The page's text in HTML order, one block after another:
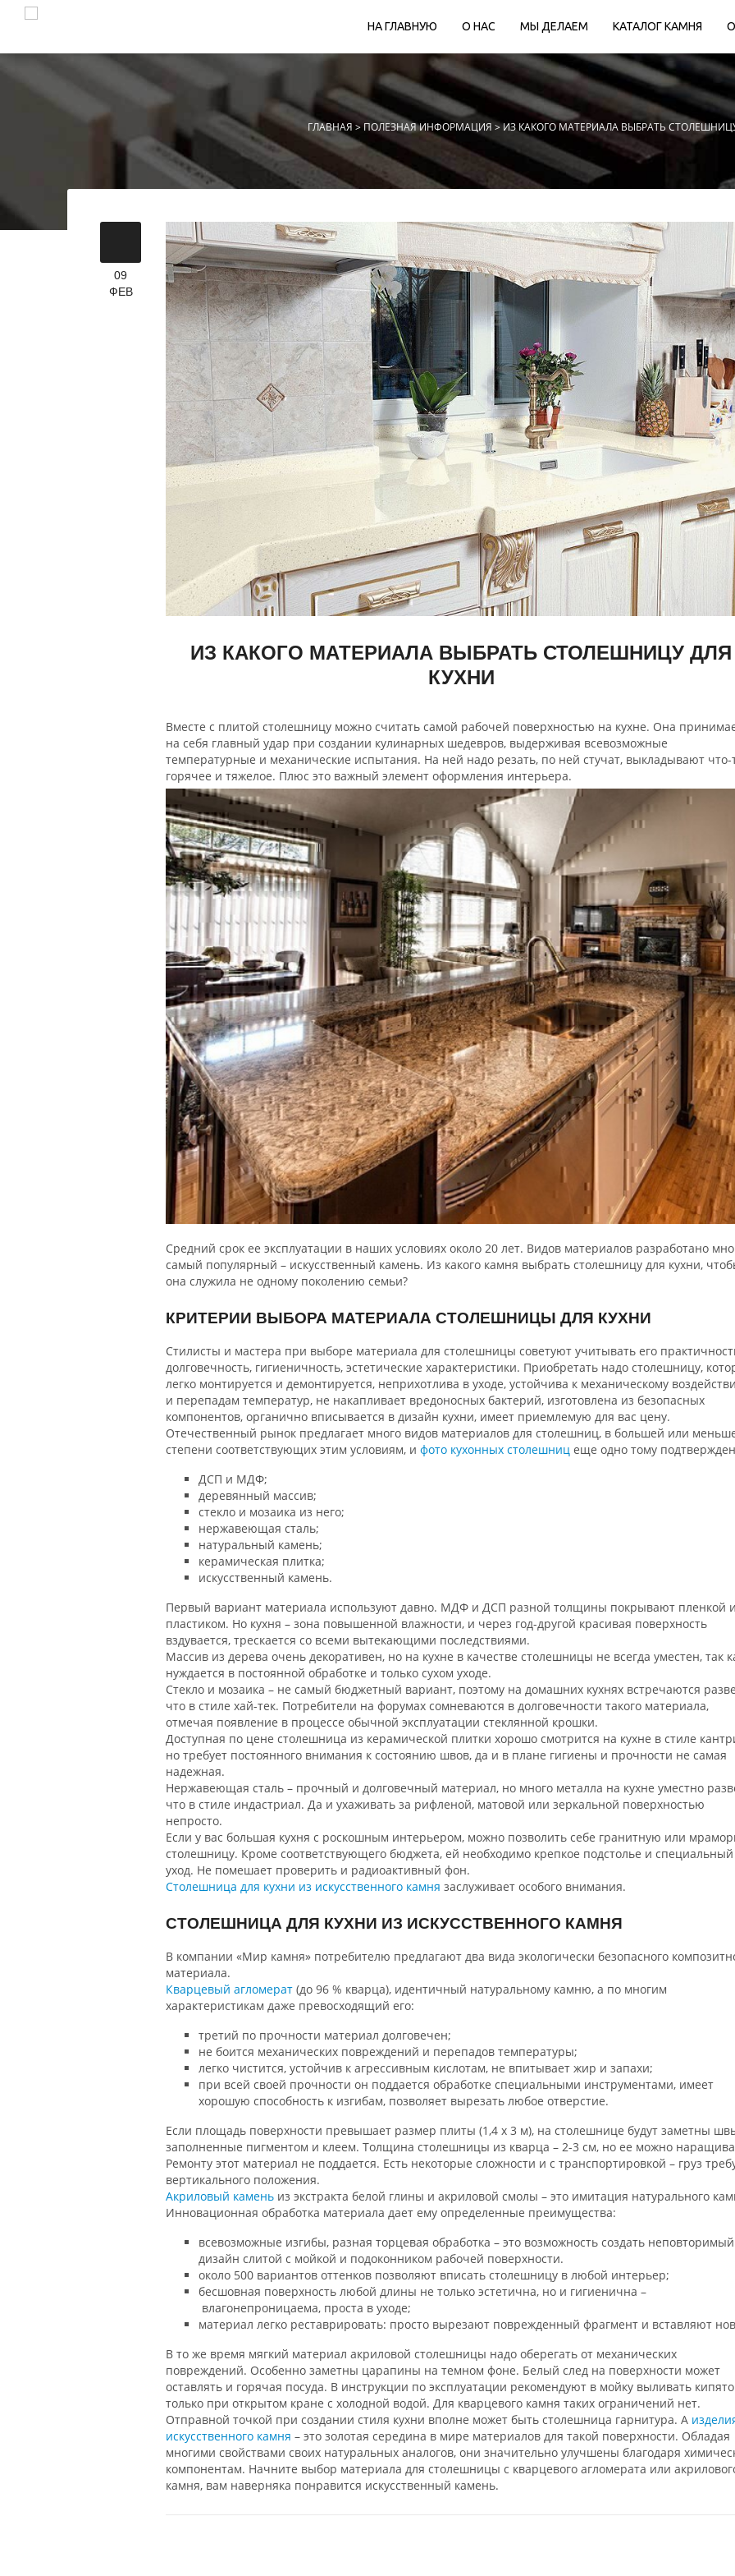
НА ГЛАВНУЮ О НАС МЫ ДЕЛАЕМ КАТАЛОГ КАМНЯ
ГЛАВНАЯ >ПОЛЕЗНАЯ ИНФОРМАЦИЯ > ИЗ КАКОГО МАТЕРИАЛА ВЫБРАТЬ
09
ФЕВ
ИЗ КАКОГО МАТЕРИАЛА ВЫБРАТЬ СТОЛЕШНИЦУ ДЛЯ
КУХНИ
Вместе с плитой столешницу можно считать самой рабочей поверхностью на кухне. Она
на себя главный удар при создании кулинарных шедевров, выдерживая всевозможные
температурные и механические испытания. На ней надо резать, по ней стучат, выкладывают что-
горячее и тяжелое. Плюс это важный элемент оформления интерьера.
Средний срок ее эксплуатации в наших условиях около 20 лет. Видов материалов разработано
самый популярный – искусственный камень. Из какого камня выбрать столешницу для кухни,
она служила не одному поколению семьи?
КРИТЕРИИ ВЫБОРА МАТЕРИАЛА СТОЛЕШНИЦЫ ДЛЯ КУХНИ
Стилисты и мастера при выборе материала для столешницы советуют учитывать его
долговечность, гигиеничность, эстетические характеристики. Приобретать надо столешницу,
легко монтируется и демонтируется, неприхотлива в уходе, устойчива к механическому
и перепадам температур, не накапливает вредоносных бактерий, изготовлена из безопасных
компонентов, органично вписывается в дизайн кухни, имеет приемлемую для вас цену.
Отечественный рынок предлагает много видов материалов для столешниц, в большей или
степени соответствующих этим условиям, и фото кухонных столешниц еще одно тому
ДСП и МДФ;
деревянный массив;
стекло и мозаика из него;
нержавеющая сталь;
натуральный камень;
керамическая плитка;
искусственный камень.
Первый вариант материала используют давно. МДФ и ДСП разной толщины покрывают пленкой
пластиком. Но кухня – зона повышенной влажности, и через год-другой красивая поверхность
вздувается, трескается со всеми вытекающими последствиями.
Массив из дерева очень декоративен, но на кухне в качестве столешницы не всегда уместен, так
нуждается в постоянной обработке и только сухом уходе.
Стекло и мозаика – не самый бюджетный вариант, поэтому на домашних кухнях встречаются
что в стиле хай-тек. Потребители на форумах сомневаются в долговечности такого материала,
отмечая появление в процессе обычной эксплуатации стеклянной крошки.
Доступная по цене столешница из керамической плитки хорошо смотрится на кухне в стиле
но требует постоянного внимания к состоянию швов, да и в плане гигиены и прочности не самая
надежная.
Нержавеющая сталь – прочный и долговечный материал, но много металла на кухне уместно
что в стиле индастриал. Да и ухаживать за рифленой, матовой или зеркальной поверхностью
непросто.
Если у вас большая кухня с роскошным интерьером, можно позволить себе гранитную или
столешницу. Кроме соответствующего бюджета, ей необходимо крепкое подстолье и специальный
уход. Не помешает проверить и радиоактивный фон.
Столешница для кухни из искусственного камня заслуживает особого внимания.
СТОЛЕШНИЦА ДЛЯ КУХНИ ИЗ ИСКУССТВЕННОГО КАМНЯ
В компании «Мир камня» потребителю предлагают два вида экологически безопасного
материала.
Кварцевый агломерат (до 96 % кварца), идентичный натуральному камню, а по многим
характеристикам даже превосходящий его:
третий по прочности материал долговечен;
не боится механических повреждений и перепадов температуры;
легко чистится, устойчив к агрессивным кислотам, не впитывает жир и запахи;
при всей своей прочности он поддается обработке специальными инструментами, имеет
хорошую способность к изгибам, позволяет вырезать любое отверстие.
Если площадь поверхности превышает размер плиты (1,4 х 3 м), на столешнице будут заметны
заполненные пигментом и клеем. Толщина столешницы из кварца – 2-3 см, но ее можно
Ремонту этот материал не поддается. Есть некоторые сложности и с транспортировкой – груз
вертикального положения.
Акриловый камень из экстракта белой глины и акриловой смолы – это имитация натурального
Инновационная обработка материала дает ему определенные преимущества:
всевозможные изгибы, разная торцевая обработка – это возможность создать неповторимый
дизайн слитой с мойкой и подоконником рабочей поверхности.
около 500 вариантов оттенков позволяют вписать столешницу в любой интерьер;
бесшовная поверхность любой длины не только эстетична, но и гигиенична –
влагонепроницаема, проста в уходе;
материал легко реставрировать: просто вырезают поврежденный фрагмент и вставляют
В то же время мягкий материал акриловой столешницы надо оберегать от механических
повреждений. Особенно заметны царапины на темном фоне. Белый след на поверхности может
оставлять и горячая посуда. В инструкции по эксплуатации рекомендуют в мойку выливать
только при открытом кране с холодной водой. Для кварцевого камня таких ограничений нет.
Отправной точкой при создании стиля кухни вполне может быть столешница гарнитура. А
искусственного камня – это золотая середина в мире материалов для такой поверхности. Обладая
многими свойствами своих натуральных аналогов, они значительно улучшены благодаря
компонентам. Начните выбор материала для столешницы с кварцевого агломерата или
камня, вам наверняка понравится искусственный камень.